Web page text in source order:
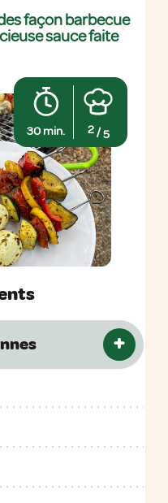
façon barbecue
sauce faite
30 min. 2/5
+